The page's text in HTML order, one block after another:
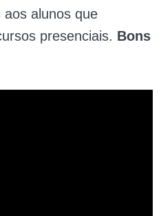
alunos que
presenciais. Bons